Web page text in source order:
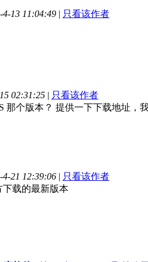
13 11:04:49 | 只看该作者
02:31:25 | 只看该作者
那个版本？ 提供一下下载地址，
21 12:39:06 | 只看该作者
下载的最新版本